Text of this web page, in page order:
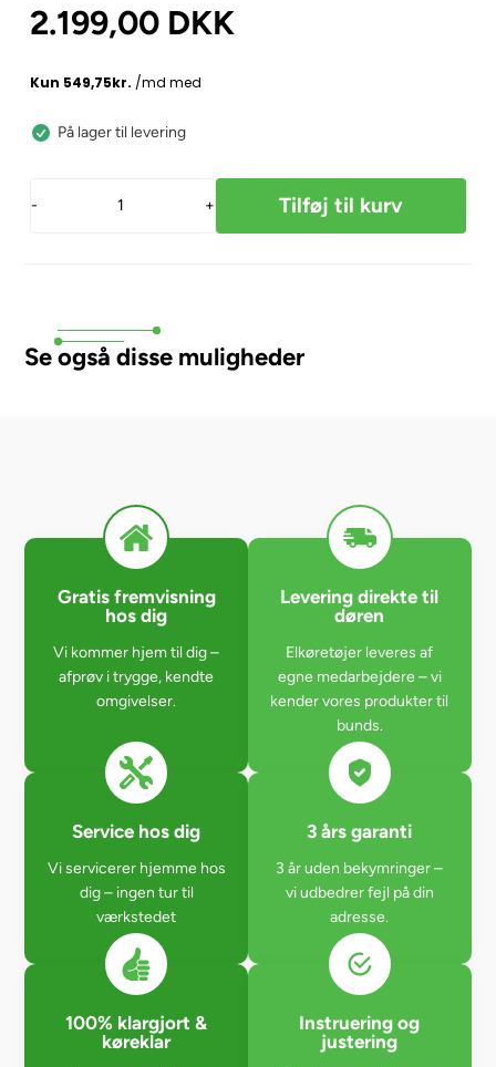
2.199,00 DKK
På lager til levering
- +
Se også disse muligheder
Gratis fremvisning
hos dig
Vi kommer hjem til dig –
afprøv i trygge, kendte
omgivelser.
Levering direkte til
døren
Elkøretøjer leveres af
egne medarbejdere – vi
kender vores produkter til
bunds.
Service hos dig
Vi servicerer hjemme hos
dig – ingen tur til
værkstedet
3 års garanti
3 år uden bekymringer –
vi udbedrer fejl på din
adresse.
100% klargjort &
køreklar
Instruering og
justering